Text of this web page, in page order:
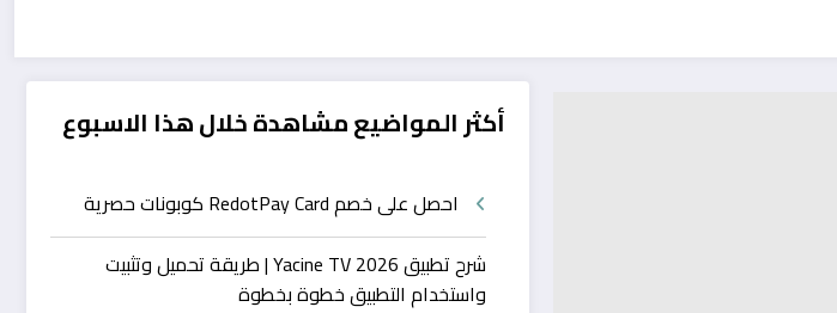
أكثر المواضيع مشاهدة خلال هذا الاسبوع
احصل على خصم RedotPay Card كوبونات حصرية
شرح تطبيق Yacine TV 2026 | طريقة تحميل وتثبيت
واستخدام التطبيق خطوة بخطوة